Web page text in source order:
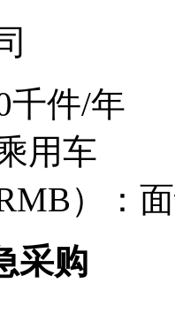
千件/年
用车
）：
采购